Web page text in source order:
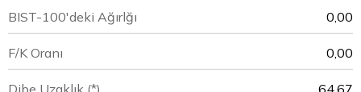
BIST-100'deki Ağırlğı 0,00
F/K Oranı 0,00
Dibe Uzaklık (*) 64,67